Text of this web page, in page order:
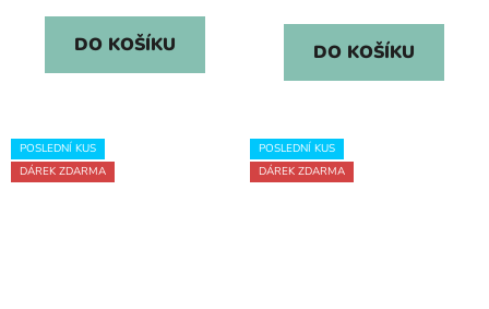
DO KOŠÍKU DO KOŠÍKU
POSLEDNÍ KUS
DÁREK ZDARMA
POSLEDNÍ KUS
DÁREK ZDARMA